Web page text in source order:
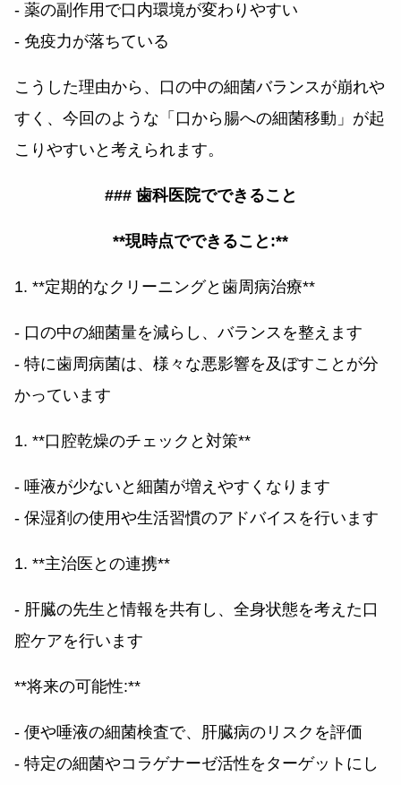
- 薬の副作用で口内環境が変わりやすい
- 免疫力が落ちている
こうした理由から、口の中の細菌バランスが崩れや
すく、今回のような「口から腸への細菌移動」が起
こりやすいと考えられます。
### 歯科医院でできること
**現時点でできること:**
1. **定期的なクリーニングと歯周病治療**
- 口の中の細菌量を減らし、バランスを整えます
- 特に歯周病菌は、様々な悪影響を及ぼすことが分
かっています
1. **口腔乾燥のチェックと対策**
- 唾液が少ないと細菌が増えやすくなります
- 保湿剤の使用や生活習慣のアドバイスを行います
1. **主治医との連携**
- 肝臓の先生と情報を共有し、全身状態を考えた口
腔ケアを行います
**将来の可能性:**
- 便や唾液の細菌検査で、肝臓病のリスクを評価
- 特定の細菌やコラゲナーゼ活性をターゲットにし